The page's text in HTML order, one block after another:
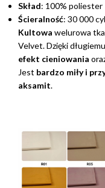
Skład: 100% poliester
Ścieralność: 30 000
Kultowa welurowa
Velvet. Dzięki
efekt cieniowania
Jest bardzo miły i
aksamit.